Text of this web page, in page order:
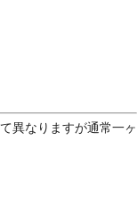
異なりますが通常一ヶ